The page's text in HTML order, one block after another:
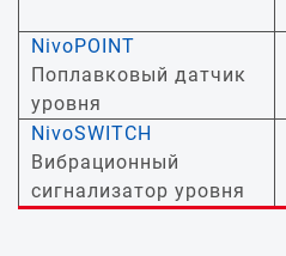
NivoPOINT
Поплавковый датчик
уровня
NivoSWITCH
Вибрационный
сигнализатор уровня